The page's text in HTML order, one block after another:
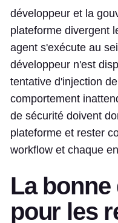
développeur et la
plateforme divergent
agent s'exécute au
développeur n'est
tentative d'injection
comportement
de sécurité doivent
plateforme et rester
workflow et chaque
La
pour les